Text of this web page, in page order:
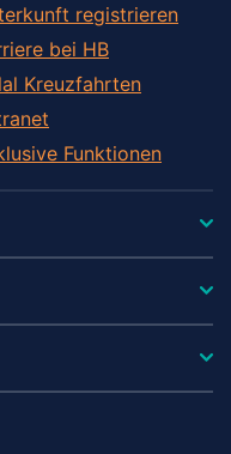
registrieren
bei HB
Kreuzfahrten
Funktionen